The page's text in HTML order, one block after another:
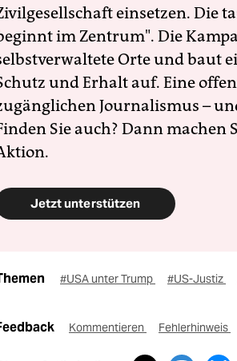
einsetzen. Die
im Zentrum". Die
Orte und baut
und Erhalt auf. Eine
Journalismus –
Sie auch? Dann
Jetzt unterstützen
#USA unter Trump #US-Justiz
Kommentieren Fehlerhinweis